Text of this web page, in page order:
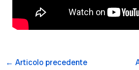
Navigazione
← Articolo precedente